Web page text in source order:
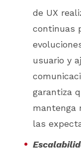
de UX
continuas
usuario y
garantiza
mantenga
las